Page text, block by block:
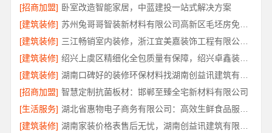
[招商加盟] 卧室改造智能家居，中蓝建投一站式解决方案
[建筑装修]
[建筑装修]
三江畅销室内装修，浙江宜美嘉装饰工程有限公司专业推荐
[建筑装修]
绍兴上虞区精细化全包质量有保障，绍兴卓鑫装饰材料有限公司放心
[建筑装修]
[招商加盟] 智慧定制抗菌板材：邯郸至臻全宅新材料有限公司
[生活服务]
[建筑装修]